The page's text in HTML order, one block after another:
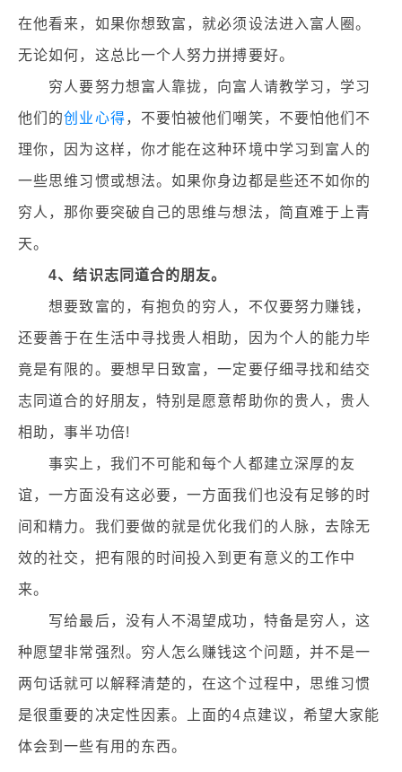
在他看来，如果你想致富，就必须设法进入富人圈。
无论如何，这总比一个人努力拼搏要好。
穷人要努力想富人靠拢，向富人请教学习，学习
他们的创业心得，不要怕被他们嘲笑，不要怕他们不
理你，因为这样，你才能在这种环境中学习到富人的
一些思维习惯或想法。如果你身边都是些还不如你的
穷人，那你要突破自己的思维与想法，简直难于上青
天。
4、结识志同道合的朋友。
想要致富的，有抱负的穷人，不仅要努力赚钱，
还要善于在生活中寻找贵人相助，因为个人的能力毕
竟是有限的。要想早日致富，一定要仔细寻找和结交
志同道合的好朋友，特别是愿意帮助你的贵人，贵人
相助，事半功倍!
事实上，我们不可能和每个人都建立深厚的友
谊，一方面没有这必要，一方面我们也没有足够的时
间和精力。我们要做的就是优化我们的人脉，去除无
效的社交，把有限的时间投入到更有意义的工作中
来。
写给最后，没有人不渴望成功，特备是穷人，这
种愿望非常强烈。穷人怎么赚钱这个问题，并不是一
两句话就可以解释清楚的，在这个过程中，思维习惯
是很重要的决定性因素。上面的4点建议，希望大家能
体会到一些有用的东西。